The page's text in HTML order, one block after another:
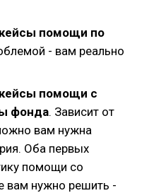
помощи по
- вам реально
помощи с
фонда. Зависит от
вам нужна
Оба первых
помощи со
вам нужно решить -